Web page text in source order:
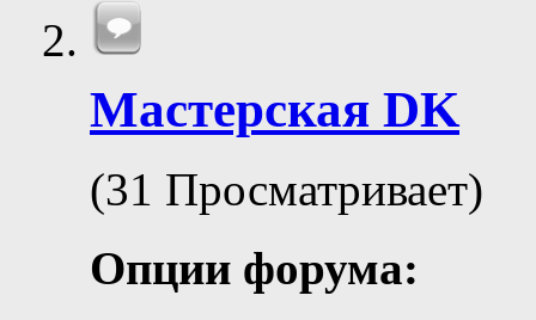
Мастерская DK
(31 Просматривает)
Опции форума: